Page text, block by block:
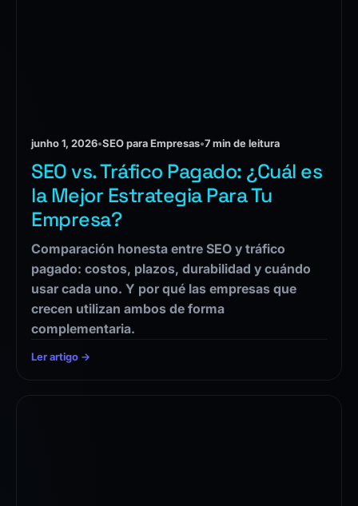
junho 1, 2026•SEO para Empresas•7 min de leitura
SEO vs. Tráfico Pagado: ¿Cuál es
la Mejor Estrategia Para Tu
Empresa?
Comparación honesta entre SEO y tráfico
pagado: costos, plazos, durabilidad y cuándo
usar cada uno. Y por qué las empresas que
crecen utilizan ambos de forma
complementaria.
Ler artigo →